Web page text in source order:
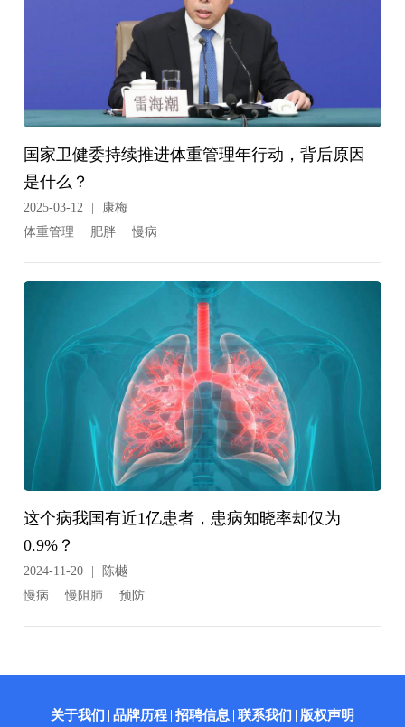
国家卫健委持续推进体重管理年行动，背后原因
是什么？
2025-03-12 |
康梅
体重管理
肥胖 慢病
这个病我国有近1亿患者，患病知晓率却仅为
0.9%？
2024-11-20
陈樾
慢病
慢阻肺 预防
关于我们 品牌历程 招聘信息 联系我们 版权声明